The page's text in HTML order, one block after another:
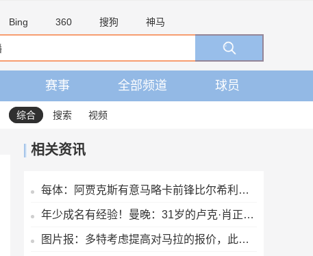
Bing 360 搜狗 神马
赛事 全部频道 球员
综合 搜索 视频
相关资讯
每体：阿贾克斯有意马略卡前锋比尔希利，巴萨拥有该球员回购权
年少成名有经验！曼晚：31岁的卢克·肖正帮助15岁的JJ适应一线队
图片报：多特考虑提高对马拉的报价，此前4400万欧报价遭拒